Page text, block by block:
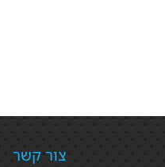
צור קשר